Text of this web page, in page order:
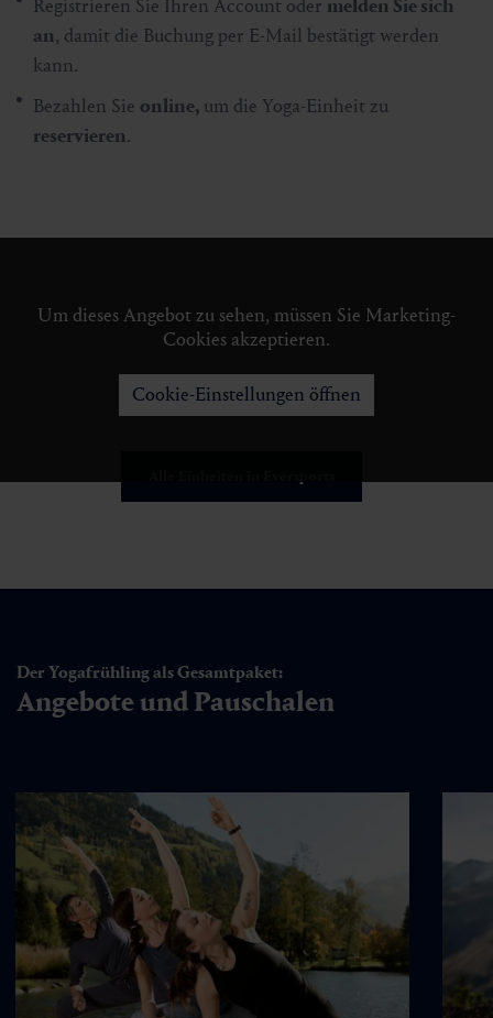
Registrieren Sie Ihren Account oder melden Sie sich
an, damit die Buchung per E-Mail bestätigt werden
kann.
Bezahlen Sie online, um die Yoga-Einheit zu
reservieren.
Um dieses Angebot zu sehen, müssen Sie Marketing-
Cookies akzeptieren.
Cookie-Einstellungen öffnen
Der Yogafrühling als Gesamtpaket:
Angebote und Pauschalen